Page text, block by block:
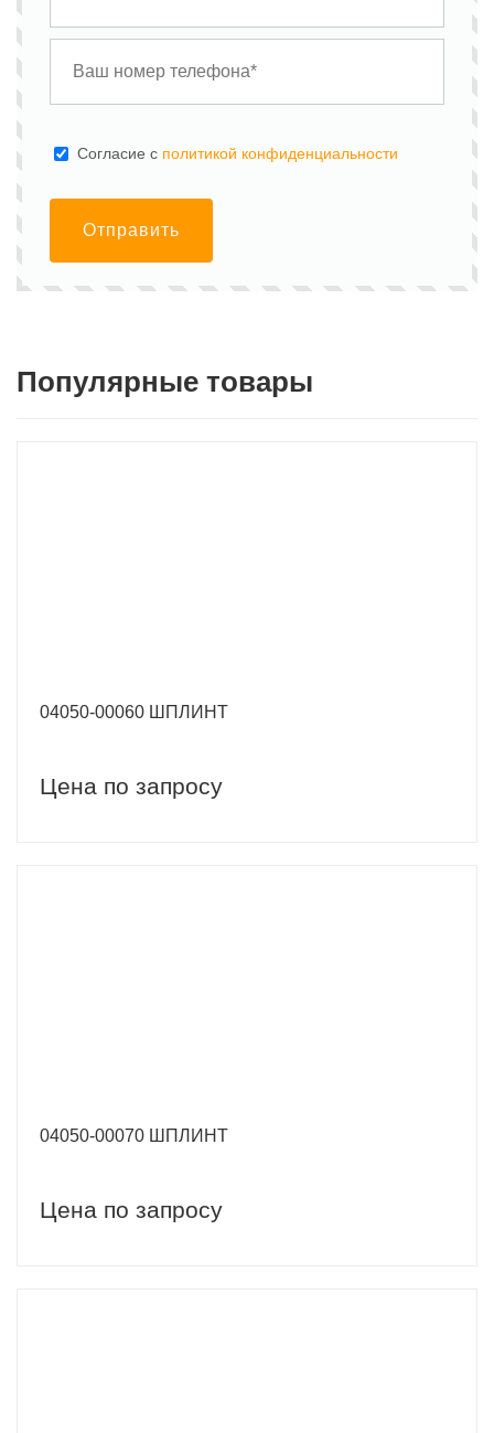
Cогласие с политикой конфиденциальности
Отправить
Популярные товары
04050-00060 ШПЛИНТ
Цена по запросу
04050-00070 ШПЛИНТ
Цена по запросу